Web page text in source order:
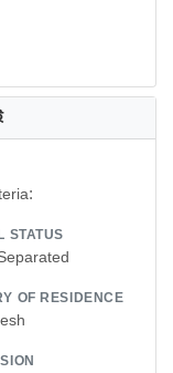
STATUS
OF RESIDENCE